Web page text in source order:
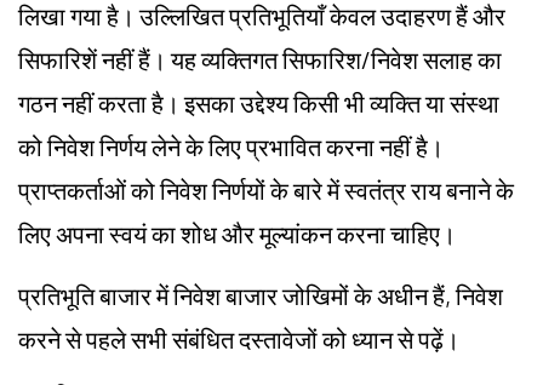
लिखा गया है। उल्लिखित प्रतिभूतियाँ केवल उदाहरण हैं और
सिफारिशें नहीं हैं। यह व्यक्तिगत सिफारिश/निवेश सलाह का
गठन नहीं करता है। इसका उद्देश्य किसी भी व्यक्ति या संस्था
को निवेश निर्णय लेने के लिए प्रभावित करना नहीं है।
प्राप्तकर्ताओं को निवेश निर्णयों के बारे में स्वतंत्र राय बनाने के
लिए अपना स्वयं का शोध और मूल्यांकन करना चाहिए।
प्रतिभूति बाजार में निवेश बाजार जोखिमों के अधीन हैं, निवेश
करने से पहले सभी संबंधित दस्तावेजों को ध्यान से पढ़ें।